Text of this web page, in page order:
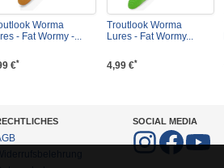
Worma
- Fat Wormy -...
€*
Troutlook Worma
Lures - Fat Wormy...
4,99 €*
SOCIAL MEDIA